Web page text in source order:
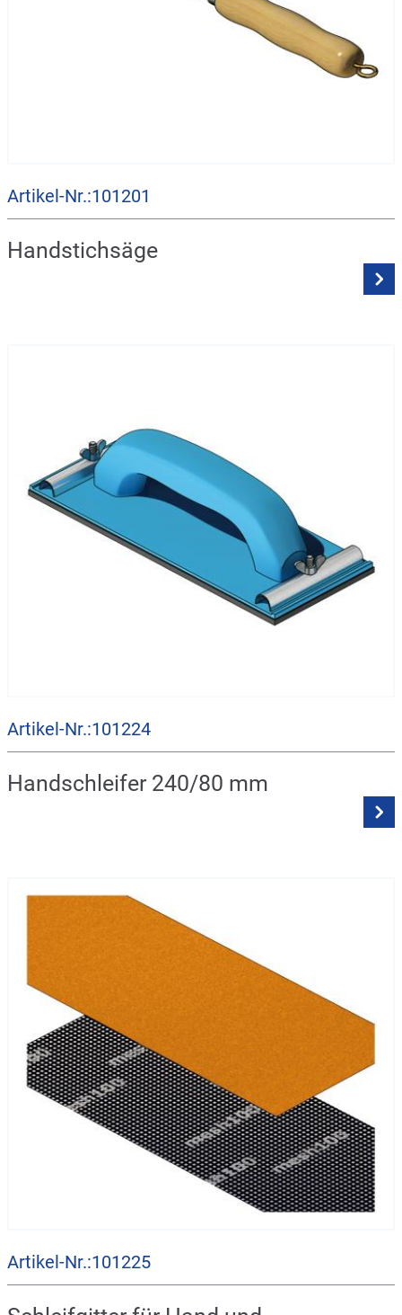
Artikel-Nr.:101201
Handstichsäge
Artikel-Nr.:101224
Handschleifer 240/80 mm
Artikel-Nr.:101225